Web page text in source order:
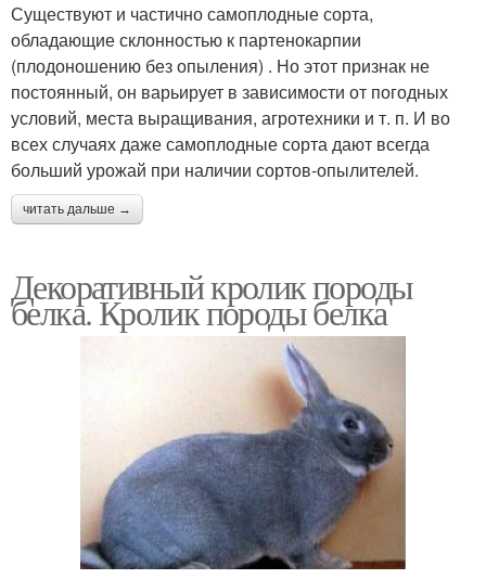
​Существуют и частично самоплодные сорта,
обладающие склонностью к партенокарпии
(плодоношению без опыления) . Но этот признак не
постоянный, он варьирует в зависимости от погодных
условий, места выращивания, агротехники и т. п. И во
всех случаях даже самоплодные сорта дают всегда
больший урожай при наличии сортов-опылителей.​
читать дальше →
Декоративный кролик породы
белка. Кролик породы белка